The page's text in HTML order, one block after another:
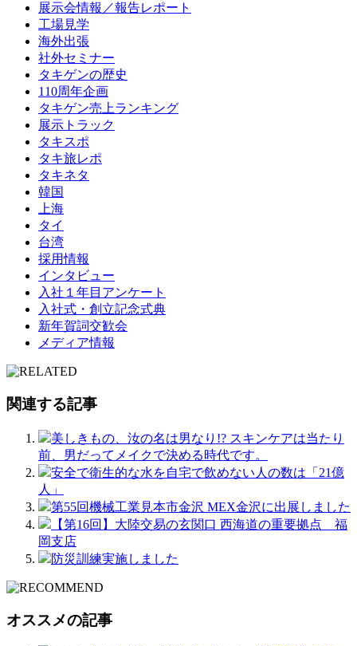
展示会情報／報告レポート
工場見学
海外出張
社外セミナー
タキゲンの歴史
110周年企画
タキゲン売上ランキング
展示トラック
タキスポ
タキ旅レポ
タキネタ
韓国
上海
タイ
台湾
採用情報
インタビュー
入社１年目アンケート
入社式・創立記念式典
新年賀詞交歓会
メディア情報
関連する記事
美しきもの、汝の名は男なり!? スキンケアは当たり
前、男だってメイクで決める時代です。
安全で衛生的な水を自宅で飲めない人の数は「21億
人」
第55回機械工業見本市金沢 MEX金沢に出展しました
【第16回】大陸交易の玄関口 西海道の重要拠点 福
岡支店
防災訓練実施しました
オススメの記事